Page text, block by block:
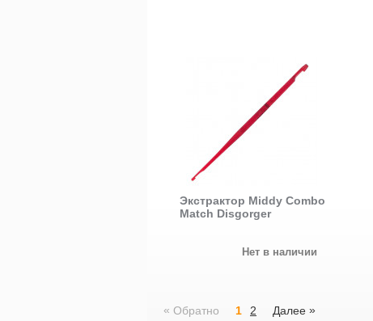
Экстрактор Middy Combo
Match Disgorger
Нет в наличии
« Обратно 1 2 Далее »